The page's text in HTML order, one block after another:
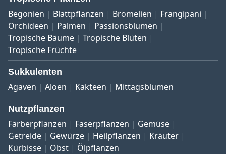
Begonien Blattpflanzen Bromelien
Frangipani
Orchideen
Palmen
Passionsblumen
Tropische Bäume
Tropische Blüten
Tropische Früchte
Sukkulenten
Agaven Aloen Kakteen Mittagsblumen
Nutzpflanzen
Färberpflanzen Faserpflanzen
Gemüse
Getreide
Gewürze Heilpflanzen
Kräuter
Kürbisse
Obst Ölpflanzen